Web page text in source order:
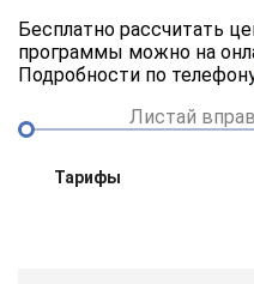
Бесплатно рассчитать
программы можно на
Подробности по
Листай
Тарифы